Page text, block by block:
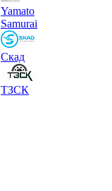
Yamato
Samurai
Скад
ТЗСК